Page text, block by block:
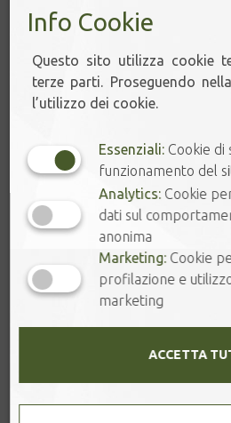
MOMIJI
Info Cookie
Questo sito utilizza cookie
terze parti. Proseguendo
l’utilizzo dei cookie.
Essenziali: Cookie di
funzionamento del
Analytics: Cookie
dati sul
anonima
Marketing: Cookie
profilazione e
marketing
ACCETTA